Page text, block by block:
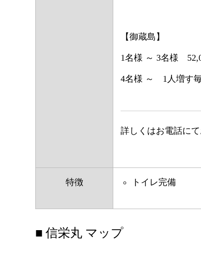
【御蔵島】
1名様 ～ 3名様
4名様 ～ 1人増す
詳しくはお電話に
特徴 トイレ完備
■ 信栄丸 マップ